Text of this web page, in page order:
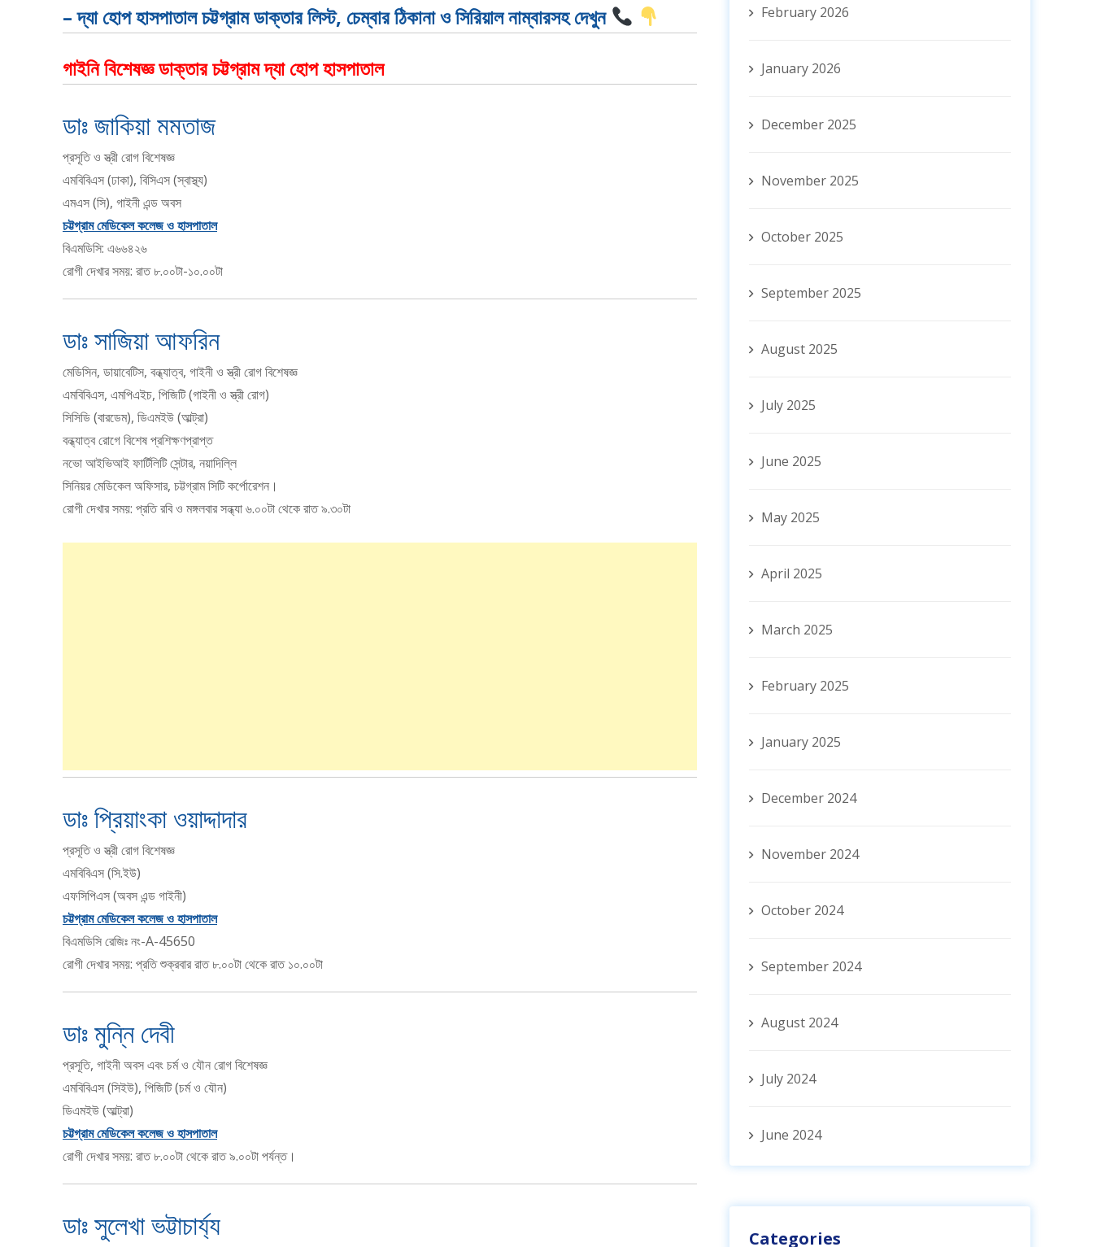
February 2026
January 2026
December 2025
November 2025
October 2025
September 2025
August 2025
July 2025
June 2025
May 2025
April 2025
March 2025
February 2025
January 2025
December 2024
November 2024
October 2024
September 2024
August 2024
July 2024
June 2024
Categories
– দ্যা হোপ হাসপাতাল চট্টগ্রাম ডাক্তার লিস্ট, চেম্বার ঠিকানা ও সিরিয়াল নাম্বারসহ দেখুন
গাইনি বিশেষজ্ঞ ডাক্তার চট্টগ্রাম দ্যা হোপ হাসপাতাল
ডাঃ জাকিয়া মমতাজ
প্রসূতি ও স্ত্রী রোগ বিশেষজ্ঞ
এমবিবিএস (ঢাকা), বিসিএস (স্বাস্থ্য)
এমএস (সি), গাইনী এন্ড অবস
চট্টগ্রাম মেডিকেল কলেজ ও হাসপাতাল
বিএমডিসি: এ৬৬৪২৬
রোগী দেখার সময়: রাত ৮.০০টা-১০.০০টা
ডাঃ সাজিয়া আফরিন
মেডিসিন, ডায়াবেটিস, বন্ধ্যাত্ব, গাইনী ও স্ত্রী রোগ বিশেষজ্ঞ
এমবিবিএস, এমপিএইচ, পিজিটি (গাইনী ও স্ত্রী রোগ)
সিসিডি (বারডেম), ডিএমইউ (আল্ট্রা)
বন্ধ্যাত্ব রোগে বিশেষ প্রশিক্ষণপ্রাপ্ত
নভো আইভিআই ফার্টিলিটি সেন্টার, নয়াদিল্লি
সিনিয়র মেডিকেল অফিসার, চট্টগ্রাম সিটি কর্পোরেশন।
রোগী দেখার সময়: প্রতি রবি ও মঙ্গলবার সন্ধ্যা ৬.০০টা থেকে রাত ৯.৩০টা
ডাঃ প্রিয়াংকা ওয়াদ্দাদার
প্রসূতি ও স্ত্রী রোগ বিশেষজ্ঞ
এমবিবিএস (সি.ইউ)
এফসিপিএস (অবস এন্ড গাইনী)
চট্টগ্রাম মেডিকেল কলেজ ও হাসপাতাল
বিএমডিসি রেজিঃ নং-A-45650
রোগী দেখার সময়: প্রতি শুক্রবার রাত ৮.০০টা থেকে রাত ১০.০০টা
ডাঃ মুন্নি দেবী
প্রসূতি, গাইনী অবস এবং চর্ম ও যৌন রোগ বিশেষজ্ঞ
এমবিবিএস (সিইউ), পিজিটি (চর্ম ও যৌন)
ডিএমইউ (আল্ট্রা)
চট্টগ্রাম মেডিকেল কলেজ ও হাসপাতাল
রোগী দেখার সময়: রাত ৮.০০টা থেকে রাত ৯.০০টা পর্যন্ত।
ডাঃ সুলেখা ভট্টাচার্য্য